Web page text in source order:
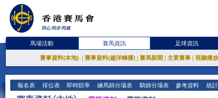
馬場活動 賽馬資訊 足球資訊
賽事資料(本地) 賽事資料(越洋轉播) 賽馬新聞 主要賽事 視聽播
報名表 排位表 即時賠率 練馬師分場表 騎師分場表 參考資料 統